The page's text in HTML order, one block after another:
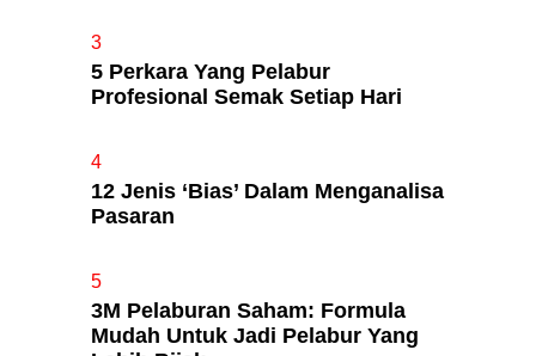
3
5 Perkara Yang Pelabur
Profesional Semak Setiap Hari
4
12 Jenis ‘Bias’ Dalam Menganalisa
Pasaran
5
3M Pelaburan Saham: Formula
Mudah Untuk Jadi Pelabur Yang